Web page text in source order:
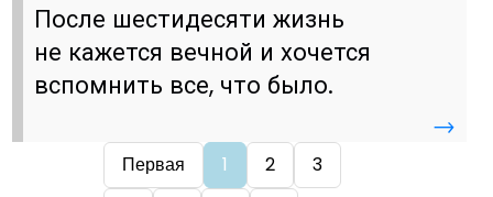
После шестидесяти жизнь
не кажется вечной и хочется
вспомнить все, что было.
→
Первая 1 2
3